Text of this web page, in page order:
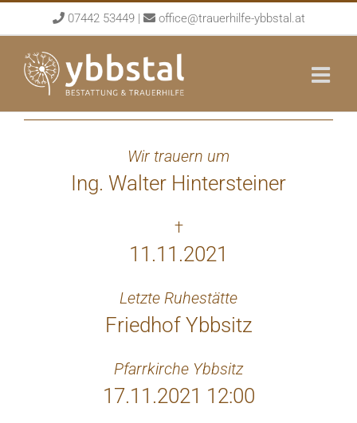
to
content
07442 53449| office@trauerhilfe-ybbstal.at
Wir trauern um
Ing. Walter Hintersteiner
†
11.11.2021
Letzte Ruhestätte
Friedhof Ybbsitz
Pfarrkirche Ybbsitz
17.11.2021 12:00